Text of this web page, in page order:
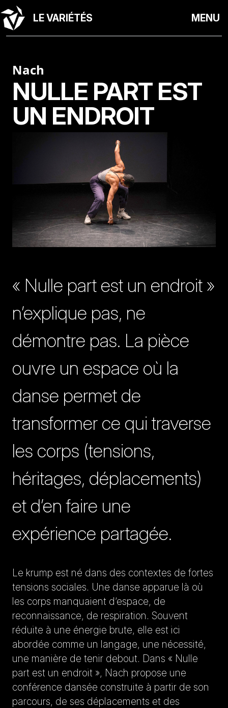
LE VARIÉTÉS MENU
Nach
NULLE PART EST
UN ENDROIT
« Nulle part est un endroit »
n’explique pas, ne
démontre pas. La pièce
ouvre un espace où la
danse permet de
transformer ce qui traverse
les corps (tensions,
héritages, déplacements)
et d’en faire une
expérience partagée.
Le krump est né dans des contextes de fortes
tensions sociales. Une danse apparue là où
les corps manquaient d’espace, de
reconnaissance, de respiration. Souvent
réduite à une énergie brute, elle est ici
abordée comme un langage, une nécessité,
une manière de tenir debout. Dans « Nulle
part est un endroit », Nach propose une
conférence dansée construite à partir de son
parcours, de ses déplacements et des